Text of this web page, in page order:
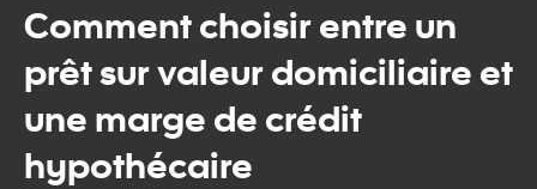
Comment choisir entre un
prêt sur valeur domiciliaire et
une marge de crédit
hypothécaire